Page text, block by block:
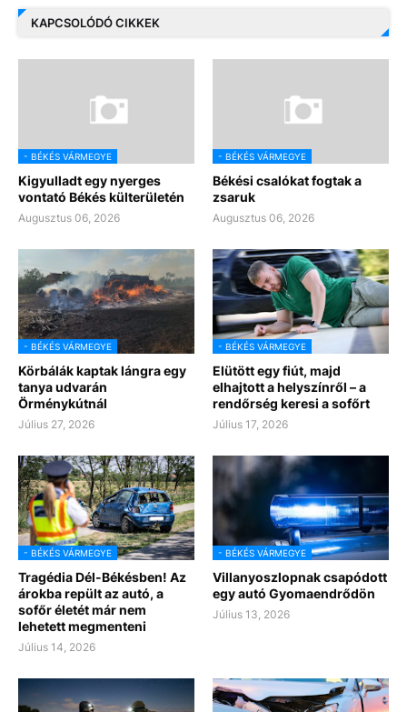
KAPCSOLÓDÓ CIKKEK
- BÉKÉS VÁRMEGYE
Kigyulladt egy nyerges
vontató Békés külterületén
Augusztus 06, 2026
- BÉKÉS VÁRMEGYE
Békési csalókat fogtak a
zsaruk
Augusztus 06, 2026
- BÉKÉS VÁRMEGYE
Körbálák kaptak lángra egy
tanya udvarán
Örménykútnál
Július 27, 2026
- BÉKÉS VÁRMEGYE
Elütött egy fiút, majd
elhajtott a helyszínről – a
rendőrség keresi a sofőrt
Július 17, 2026
- BÉKÉS VÁRMEGYE
Tragédia Dél-Békésben! Az
árokba repült az autó, a
sofőr életét már nem
lehetett megmenteni
Július 14, 2026
- BÉKÉS VÁRMEGYE
Villanyoszlopnak csapódott
egy autó Gyomaendrődön
Július 13, 2026